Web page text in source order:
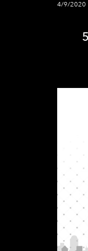
4/9/2020